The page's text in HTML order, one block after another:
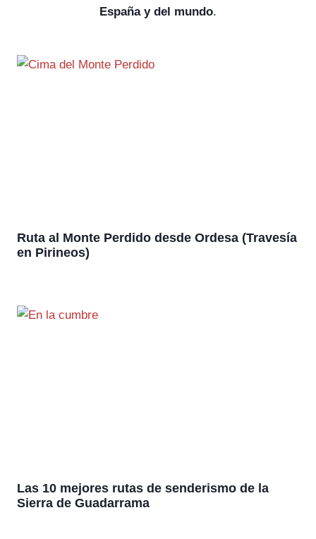
España y del mundo.
Ruta al Monte Perdido desde Ordesa (Travesía
en Pirineos)
Las 10 mejores rutas de senderismo de la
Sierra de Guadarrama